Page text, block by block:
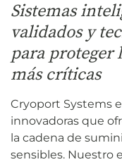
Sistemas
validados y
para proteger
más críticas
Cryoport Systems
innovadoras que
la cadena de
sensibles. Nuestro